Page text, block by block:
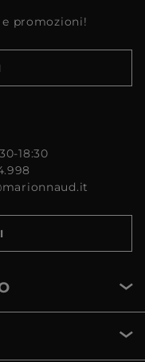
promozioni!
18:30